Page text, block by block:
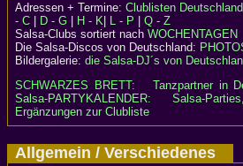
Adressen + Termine: Clublisten Deutschland
- C
D - G H - K L - P
Q - Z
Salsa-Clubs sortiert nach WOCHENTAGEN
Die Salsa-Discos von Deutschland:
Bildergalerie: die Salsa-DJ´s von
SCHWARZES BRETT:
Tanzpartner in
Salsa-PARTYKALENDER: Salsa-
Ergänzungen zur Clubliste
Allgemein / Verschiedenes